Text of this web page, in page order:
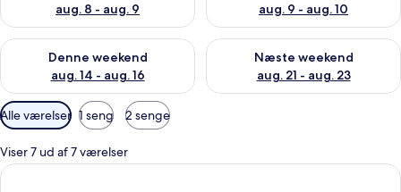
aug. 8 - aug. 9
aug. 9 - aug. 10
Denne weekend
aug. 14 - aug. 16
Tjek tilgængelighed for denne weekend aug. 14 - aug. 16
Næste weekend
aug. 21 - aug. 23
Tjek tilgængelighed for næste
Tilgængelige
filtre
for
værelser
Alle værelser 1 seng 2 senge
Viser 7 ud af 7 værelser